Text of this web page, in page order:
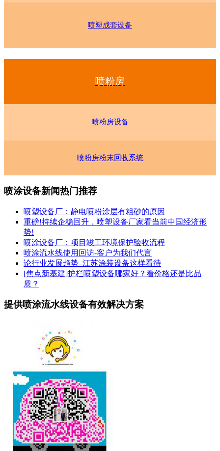
喷塑成套设备
喷粉房
喷粉房设备
喷粉房粉末回收系统
喷涂设备新闻热门推荐
喷塑设备厂：静电喷粉涂层有粗砂的原因
重磅!持续企稳回升，喷塑设备厂家看当前中国经济形
势!
喷涂设备厂：项目竣工环境保护验收流程
喷涂流水线使用回访-客户为我们代言
论行业发展趋势–江苏涂装设备这样看待
[焦点新基建]护栏喷塑设备哪家好？看价格还是比品
质？
提供喷涂流水线设备有效解决方案